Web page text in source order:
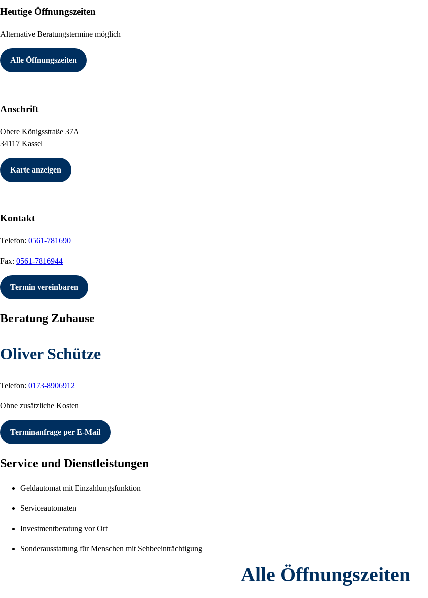
Heutige Öffnungszeiten
Alternative Beratungstermine möglich
Alle Öffnungszeiten
Anschrift
Obere Königsstraße 37A
34117 Kassel
Karte anzeigen
Kontakt
Telefon: 0561-781690
Fax: 0561-7816944
Termin vereinbaren
Beratung Zuhause
Oliver Schütze
Telefon: 0173-8906912
Ohne zusätzliche Kosten
Terminanfrage per E-Mail
Service und Dienstleistungen
Geldautomat mit Einzahlungsfunktion
Serviceautomaten
Investmentberatung vor Ort
Sonderausstattung für Menschen mit Sehbeeinträchtigung
Alle Öffnungszeiten